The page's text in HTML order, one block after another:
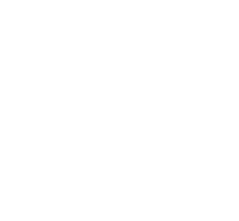
Según detalla el
1-2 se detuvo el
persona del
vestuario»,
aficionados del
portero visitante y